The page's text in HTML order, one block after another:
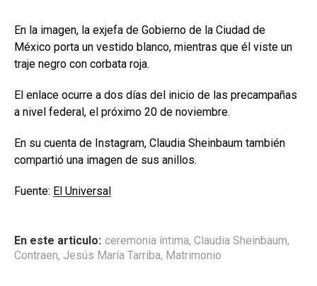
En la imagen, la exjefa de Gobierno de la Ciudad de
México porta un vestido blanco, mientras que él viste un
traje negro con corbata roja.
El enlace ocurre a dos días del inicio de las precampañas
a nivel federal, el próximo 20 de noviembre.
En su cuenta de Instagram, Claudia Sheinbaum también
compartió una imagen de sus anillos.
Fuente: El Universal
En este articulo: ceremonia íntima, Claudia Sheinbaum,
Contraen, Jesús María Tarriba, Matrimonio